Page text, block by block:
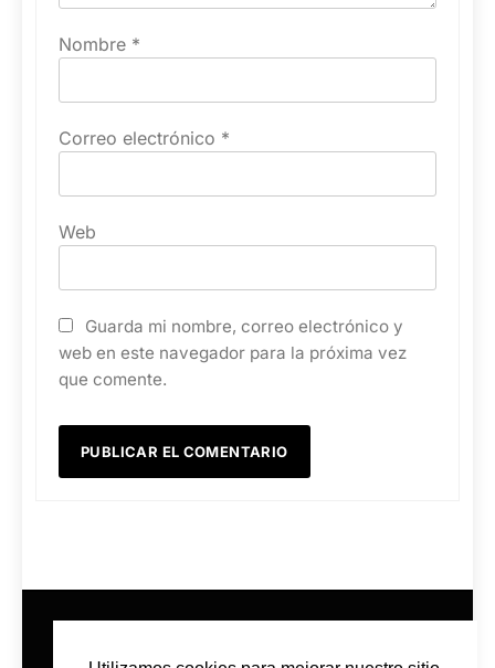
Nombre *
Correo electrónico *
Web
Guarda mi nombre, correo electrónico y
web en este navegador para la próxima vez
que comente.